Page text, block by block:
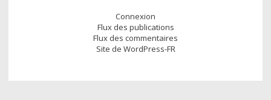
Connexion
Flux des publications
Flux des commentaires
Site de WordPress-FR